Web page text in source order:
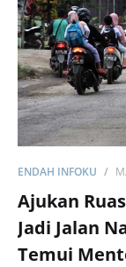
ENDAH INFOKU
Ajukan
Jadi Jalan
Temui